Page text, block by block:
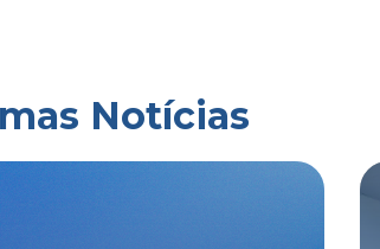
Notícias